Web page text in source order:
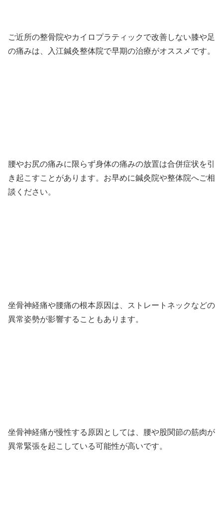
ご近所の整骨院やカイロプラティックで改善しない膝や足
の痛みは、入江鍼灸整体院で早期の治療がオススメです。
腰やお尻の痛みに限らず身体の痛みの放置は合併症状を引
き起こすことがあります。お早めに鍼灸院や整体院へご相
談ください。
坐骨神経痛や腰痛の根本原因は、ストレートネックなどの
異常姿勢が影響することもあります。
坐骨神経痛が慢性する原因としては、腰や股関節の筋肉が
異常緊張を起こしている可能性が高いです。